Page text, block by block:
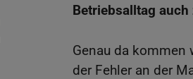
Betriebsalltag
Genau da kommen
der Fehler an der